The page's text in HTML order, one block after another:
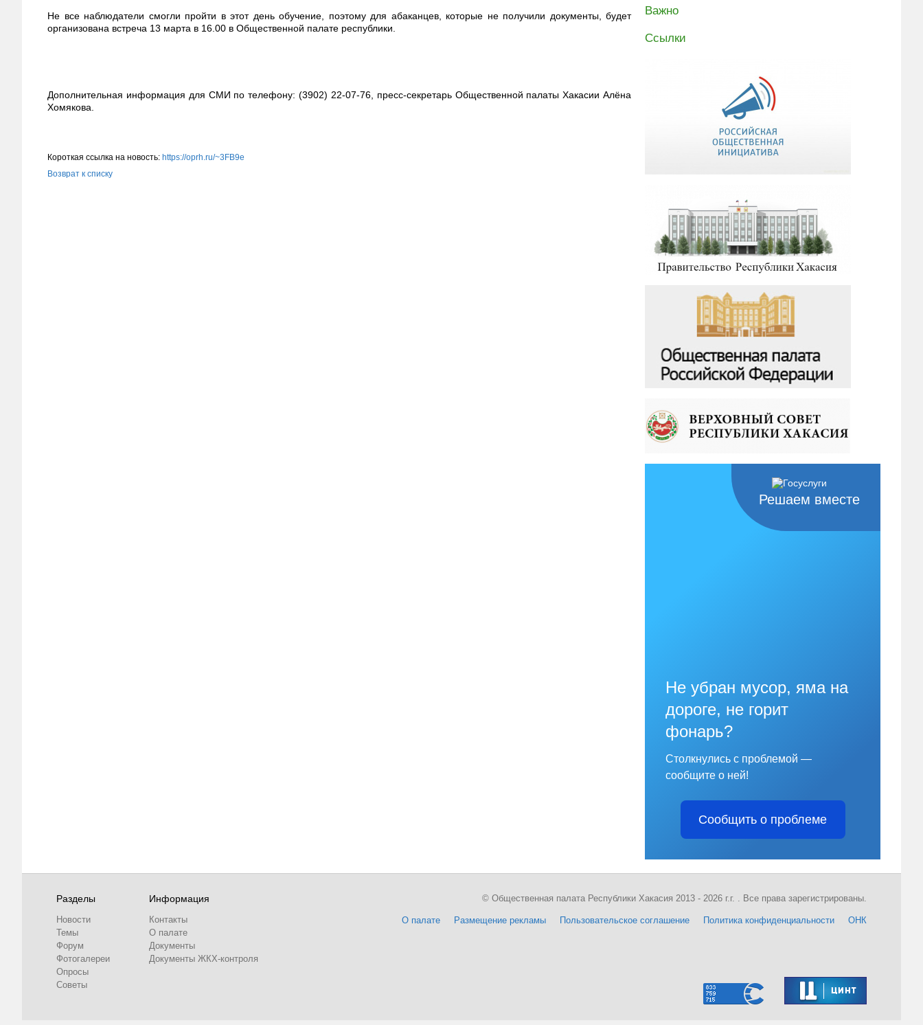
Не все наблюдатели смогли пройти в этот день обучение, поэтому для абаканцев, которые не получили документы, будет
организована встреча 13 марта в 16.00 в Общественной палате республики.
Дополнительная информация для СМИ по телефону: (3902) 22-07-76, пресс-секретарь Общественной палаты Хакасии Алёна
Хомякова.
Короткая ссылка на новость: https://oprh.ru/~3FB9e
Возврат к списку
Важно
Ссылки
Решаем вместе
Не убран мусор, яма на
дороге, не горит
фонарь?
Столкнулись с проблемой —
сообщите о ней!
Сообщить о проблеме
Разделы
Новости
Темы
Форум
Фотогалереи
Опросы
Советы
Информация
Контакты
О палате
Документы
Документы ЖКХ-контроля
О палате Размещение рекламы Пользовательское соглашение Политика конфиденциальности ОНК
© Общественная палата Республики Хакасия 2013 - 2026 г.г. . Все права зарегистрированы.